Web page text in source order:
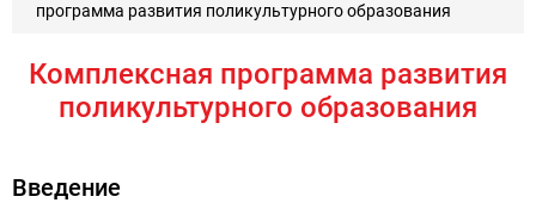
программа развития поликультурного образования
Комплексная программа развития
поликультурного образования
Введение